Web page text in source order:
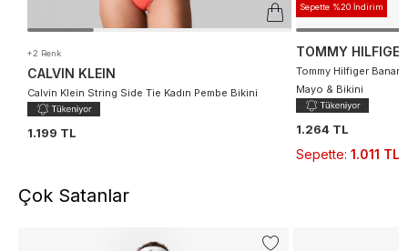
+2 Renk
CALVIN KLEIN
Calvin Klein String Side Tie Kadın Pembe Bikini
1.199 TL
Sepette %20 İndirim
TOMMY HILFIGER
Tommy Hilfiger
Mayo & Bikini
1.264 TL
Sepette: 1.011 TL
Çok Satanlar